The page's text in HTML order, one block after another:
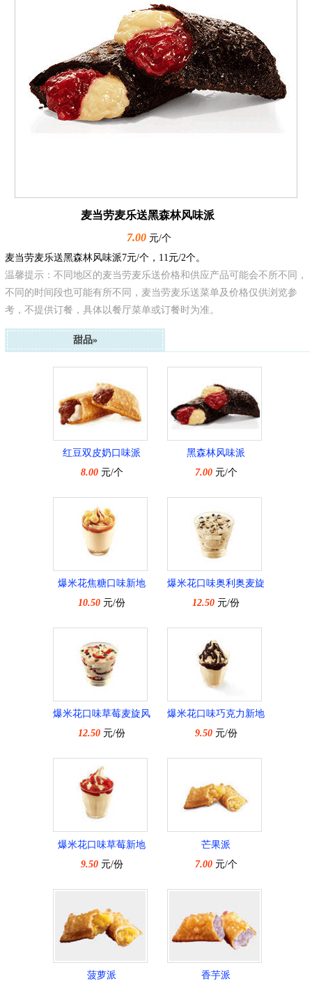
麦当劳麦乐送黑森林风味派
7.00元/个
麦当劳麦乐送黑森林风味派7元/个，11元/2个。
温馨提示：不同地区的麦当劳麦乐送价格和供应产品可能会不所不同，
不同的时间段也可能有所不同，麦当劳麦乐送菜单及价格仅供浏览参
考，不提供订餐，具体以餐厅菜单或订餐时为准。
甜品»
红豆双皮奶口味派
8.00元/个
黑森林风味派
7.00元/个
爆米花焦糖口味新地
10.50 元/份
爆米花口味奥利奥麦旋
风
12.50 元/份
爆米花口味草莓麦旋风
12.50 元/份
爆米花口味巧克力新地
9.50元/份
爆米花口味草莓新地
9.50元/份
芒果派
7.00元/个
菠萝派
香芋派